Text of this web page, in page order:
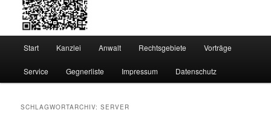
Start Kanzlei Anwalt Rechtsgebiete Vorträge
Service Gegnerliste Impressum Datenschutz
SCHLAGWORTARCHIV:SERVER